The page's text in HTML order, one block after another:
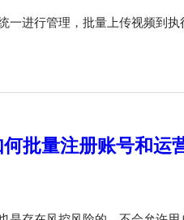
进行管理，批量上传视频到执
批量注册账号和运